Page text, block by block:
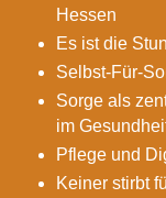
Hessen
Es ist die
Selbst-Für-
Sorge als
im
Pflege und
Keiner stirbt